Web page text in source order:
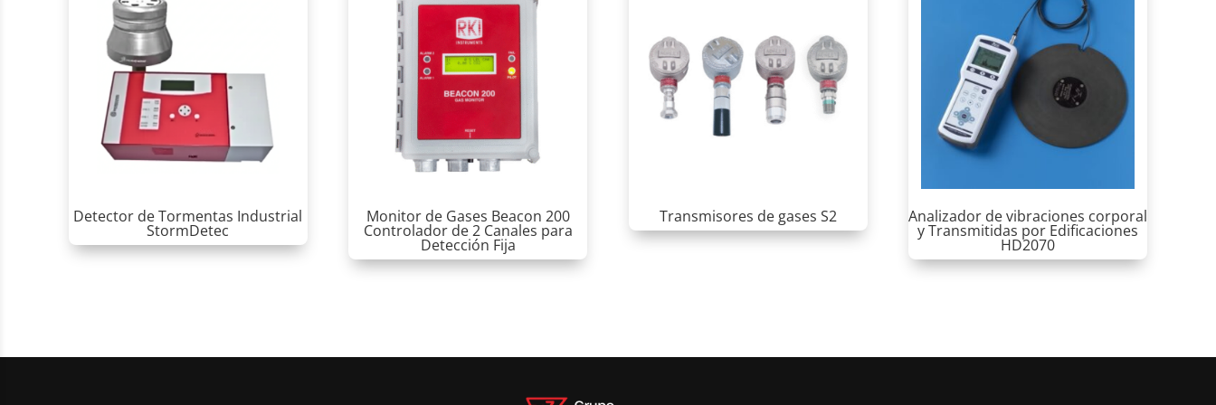
Detector de Tormentas Industrial
StormDetec
Monitor de Gases Beacon 200
Controlador de 2 Canales para
Detección Fija
Transmisores de gases S2 Analizador de vibraciones corporal
y Transmitidas por Edificaciones
HD2070